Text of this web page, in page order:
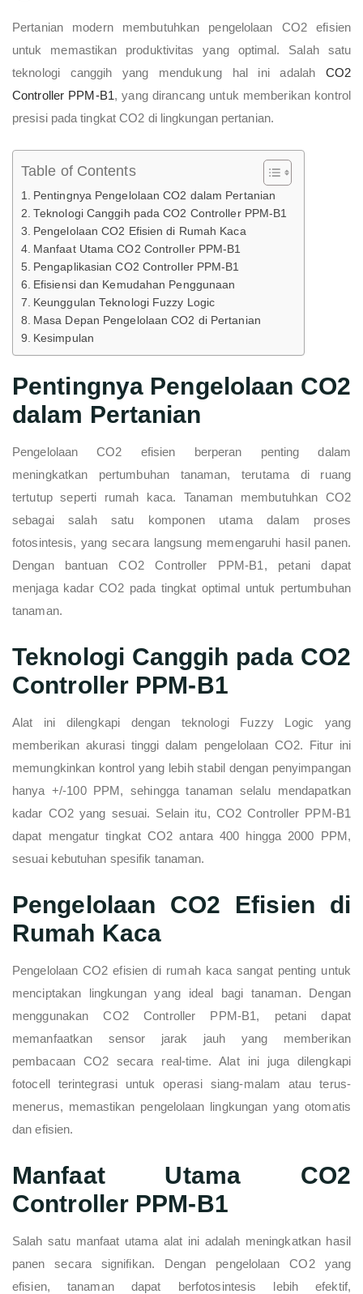
Pertanian modern membutuhkan pengelolaan CO2 efisien
untuk memastikan produktivitas yang optimal. Salah satu
teknologi canggih yang mendukung hal ini adalah CO2
Controller PPM-B1, yang dirancang untuk memberikan kontrol
presisi pada tingkat CO2 di lingkungan pertanian.
Table of Contents
Pentingnya Pengelolaan CO2 dalam Pertanian
Teknologi Canggih pada CO2 Controller PPM-B1
Pengelolaan CO2 Efisien di Rumah Kaca
Manfaat Utama CO2 Controller PPM-B1
Pengaplikasian CO2 Controller PPM-B1
Efisiensi dan Kemudahan Penggunaan
Keunggulan Teknologi Fuzzy Logic
Masa Depan Pengelolaan CO2 di Pertanian
Kesimpulan
Pentingnya Pengelolaan CO2
dalam Pertanian
Pengelolaan CO2 efisien berperan penting dalam
meningkatkan pertumbuhan tanaman, terutama di ruang
tertutup seperti rumah kaca. Tanaman membutuhkan CO2
sebagai salah satu komponen utama dalam proses
fotosintesis, yang secara langsung memengaruhi hasil panen.
Dengan bantuan CO2 Controller PPM-B1, petani dapat
menjaga kadar CO2 pada tingkat optimal untuk pertumbuhan
tanaman.
Teknologi Canggih pada CO2
Controller PPM-B1
Alat ini dilengkapi dengan teknologi Fuzzy Logic yang
memberikan akurasi tinggi dalam pengelolaan CO2. Fitur ini
memungkinkan kontrol yang lebih stabil dengan penyimpangan
hanya +/-100 PPM, sehingga tanaman selalu mendapatkan
kadar CO2 yang sesuai. Selain itu, CO2 Controller PPM-B1
dapat mengatur tingkat CO2 antara 400 hingga 2000 PPM,
sesuai kebutuhan spesifik tanaman.
Pengelolaan CO2 Efisien di
Rumah Kaca
Pengelolaan CO2 efisien di rumah kaca sangat penting untuk
menciptakan lingkungan yang ideal bagi tanaman. Dengan
menggunakan CO2 Controller PPM-B1, petani dapat
memanfaatkan sensor jarak jauh yang memberikan
pembacaan CO2 secara real-time. Alat ini juga dilengkapi
fotocell terintegrasi untuk operasi siang-malam atau terus-
menerus, memastikan pengelolaan lingkungan yang otomatis
dan efisien.
Manfaat Utama CO2
Controller PPM-B1
Salah satu manfaat utama alat ini adalah meningkatkan hasil
panen secara signifikan. Dengan pengelolaan CO2 yang
efisien, tanaman dapat berfotosintesis lebih efektif,